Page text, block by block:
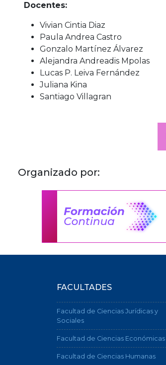
Docentes:
Vivian Cintia Diaz
Paula Andrea Castro
Gonzalo Martínez Álvarez
Alejandra Andreadis Mpolas
Lucas P. Leiva Fernández
Juliana Kina
Santiago Villagran
Organizado por:
FACULTADES
Facultad de Ciencias Jurídicas y
Sociales
Facultad de Ciencias Económicas
Facultad de Ciencias Humanas